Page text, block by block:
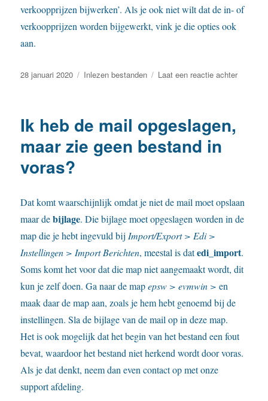
dat
verkoopprijzen bijwerken’. Als je ook niet wilt dat de in- of
verkoopprijzen worden bijgewerkt, vink je die opties ook
aan.
Geplaatst
28 januari 2020 Categorieën
Inlezen bestanden Laat een reactie achterop
daar
doen?
Ik heb de mail opgeslagen,
maar zie geen bestand in
voras?
Dat komt waarschijnlijk omdat je niet de mail moet opslaan
maar debijlage. Die bijlage moet opgeslagen worden in de
map die je hebt ingevuld bij Import/Export > Edi >
Instellingen > Import Berichten, meestal is datedi_import.
Soms komt het voor dat die map niet aangemaakt wordt, dit
kun je zelf doen. Ga naar de mapepsw > evmwin >en
maak daar de map aan, zoals je hem hebt genoemd bij de
instellingen. Sla de bijlage van de mail op in deze map.
Het is ook mogelijk dat het begin van het bestand een fout
bevat, waardoor het bestand niet herkend wordt door voras.
Als je dat denkt, neem dan even contact op met onze
support afdeling.